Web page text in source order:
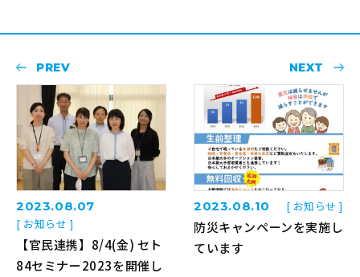
PREV
2023.08.07
[ お知らせ ]
【官民連携】8/4(金) セト
84セミナー2023を開催し
NEXT
2023.08.10 [ お知らせ ]
防災キャンペーンを実施し
ています